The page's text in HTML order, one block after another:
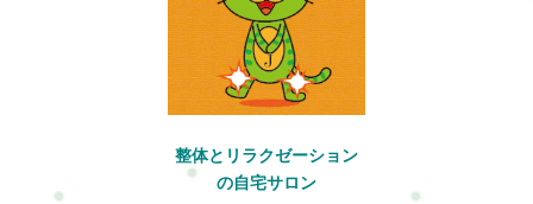
持健康寿命を意識したカラダ作りをしたい。今の自分にできる
運動を知りたい。※骨粗しょう症や強い膝や間接の痛みが無
い、普通のボディケアで問題ないと言う人はボディケア（整
体）コースでいいと思います。整形外科や接骨院のリハビリに
りましょう！！注意カラダに痛みなどがある場合は病院で診て
もらいましょう。その上で問題が無いようでしたらいらしてく
整体とリラクゼーション
の自宅サロン